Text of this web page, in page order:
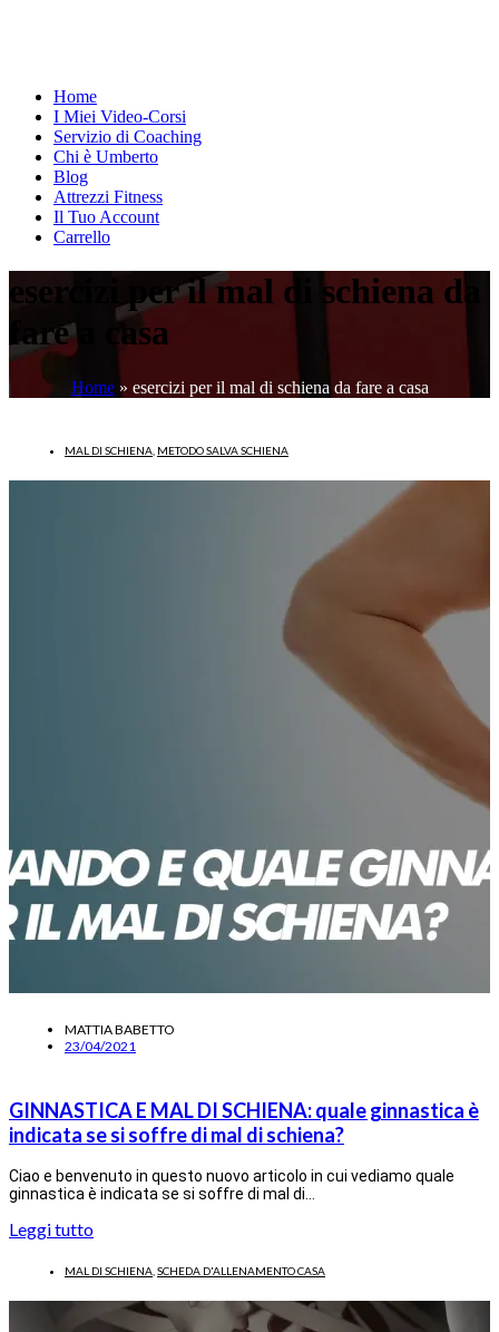
Home
I Miei Video-Corsi
Servizio di Coaching
Chi è Umberto
Blog
Attrezzi Fitness
Il Tuo Account
Carrello
esercizi per il mal di schiena da
fare a casa
Home» esercizi per il mal di schiena da fare a casa
MAL DI SCHIENA METODO SALVA SCHIENA
MATTIA BABETTO
23/04/2021
GINNASTICA E MAL DI SCHIENA: quale ginnastica è
indicata se si soffre di mal di schiena?
Ciao e benvenuto in questo nuovo articolo in cui vediamo quale
ginnastica è indicata se si soffre di mal di…
Leggi tutto
MAL DI SCHIENA SCHEDA D'ALLENAMENTO CASA